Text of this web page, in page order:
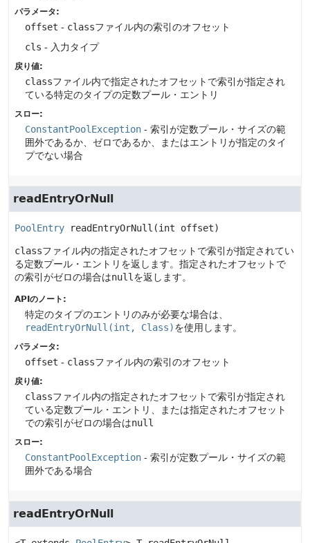
パラメータ:
offset - classファイル内の索引のオフセット
cls - 入力タイプ
戻り値:
classファイル内で指定されたオフセットで索引が指定され
ている特定のタイプの定数プール・エントリ
スロー:
ConstantPoolException - 索引が定数プール・サイズの範
囲外であるか、ゼロであるか、またはエントリが指定のタイ
プでない場合
readEntryOrNull
PoolEntry readEntryOrNull (int offset)
classファイル内の指定されたオフセットで索引が指定されてい
る定数プール・エントリを返します。指定されたオフセットで
の索引がゼロの場合はnull を返します。
APIのノート:
特定のタイプのエントリのみが必要な場合は、
readEntryOrNull(int, Class)を使用します。
パラメータ:
offset - classファイル内の索引のオフセット
戻り値:
classファイル内の指定されたオフセットで索引が指定され
ている定数プール・エントリ、または指定されたオフセット
での索引がゼロの場合はnull
スロー:
ConstantPoolException - 索引が定数プール・サイズの範
囲外である場合
readEntryOrNull